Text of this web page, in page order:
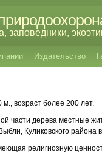
Издательство
возраст более 200 лет.
части дерева местные
Куликовского района
религиозную